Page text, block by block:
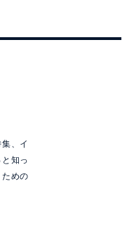
、イ
知っ
めの